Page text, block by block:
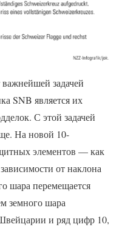
задачей
SNB является их
С этой задачей
На новой 10-
элементов — как
от наклона
шара перемещается
земного шара
и ряд цифр 10,